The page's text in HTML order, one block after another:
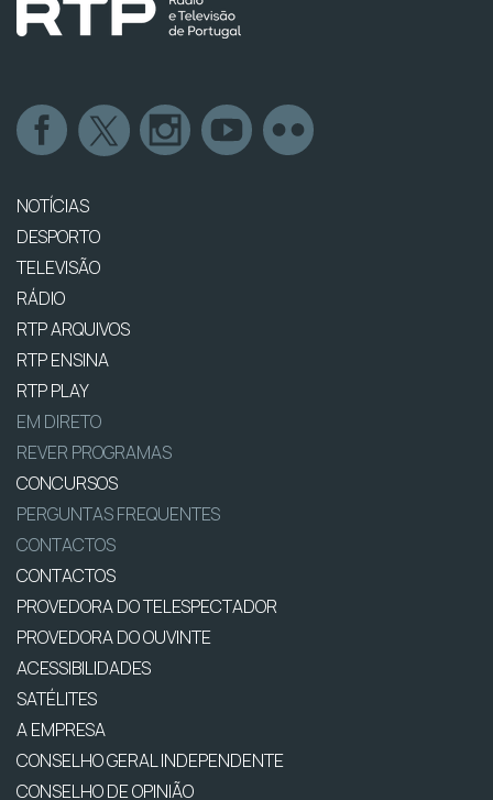
NOTÍCIAS
DESPORTO
TELEVISÃO
RÁDIO
RTP ARQUIVOS
RTP ENSINA
RTP PLAY
EM DIRETO
REVER PROGRAMAS
CONCURSOS
PERGUNTAS FREQUENTES
CONTACTOS
CONTACTOS
PROVEDORA DO TELESPECTADOR
PROVEDORA DO OUVINTE
ACESSIBILIDADES
SATÉLITES
A EMPRESA
CONSELHO GERAL INDEPENDENTE
CONSELHO DE OPINIÃO